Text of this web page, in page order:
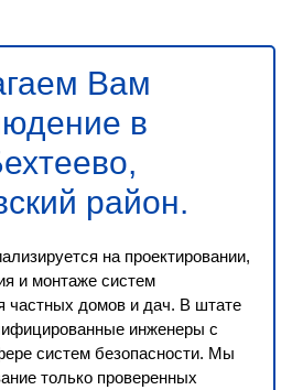
Вам
в
район.
на проектировании,
и монтаже систем
частных домов и дач. В штате
инженеры с
систем безопасности. Мы
только проверенных